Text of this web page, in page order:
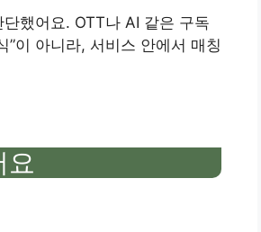
했어요. OTT나 AI 같은 구독
이 아니라, 서비스 안에서 매칭
요